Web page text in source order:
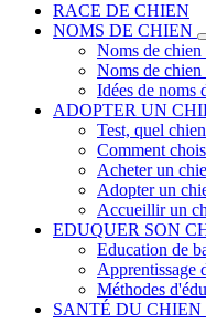
RACE DE CHIEN
NOMS DE CHIEN
Noms de chien
Noms de chien
Idées de noms
ADOPTER UN
Test, quel
Comment
Acheter un
Adopter un
Accueillir un
EDUQUER SON
Education de
Apprentissage
Méthodes
SANTÉ DU CHIEN